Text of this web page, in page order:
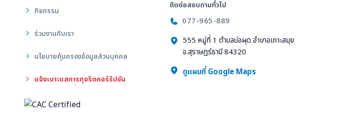
ติดต่อสอบถามทั่วไป
077-965-889
555 หมู่ที่ 1 ตำบลบ่อผุด อำเภอเกาะสมุย
จ.สุราษฎร์ธานี 84320
ดูแผนที่ Google Maps
กิจกรรม
ร่วมงานกับเรา
นโยบายคุ้มครองข้อมูลส่วนบุคคล
แจ้งเบาะแสการทุจริตคอร์รัปชัน